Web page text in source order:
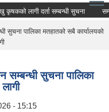
लागी दर्ता सम्बन्धी सुचना
सुचना पालिका मतहातको सबै कार्यालयको
सम्बन्धी सुचना पालिका
- 15:15